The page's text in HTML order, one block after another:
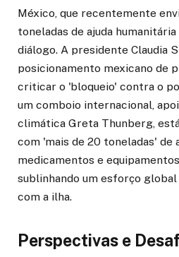
México, que recentemente
toneladas de ajuda
diálogo. A presidente Claudia
posicionamento mexicano de
criticar o 'bloqueio' contra o
um comboio internacional,
climática Greta Thunberg,
com 'mais de 20 toneladas' de
medicamentos e
sublinhando um esforço
com a ilha.
Perspectivas e